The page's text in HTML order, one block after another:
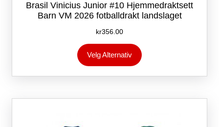
Brasil Vinicius Junior #10 Hjemmedraktsett
Barn VM 2026 fotballdrakt landslaget
kr356.00
Velg Alternativ
produktet
flere
Alternativene